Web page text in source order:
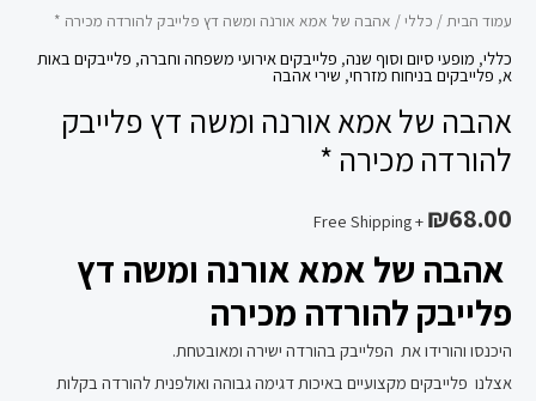
עמוד הבית/ כללי/ אהבה של אמא אורנה ומשה דץ פלייבק להורדה מכירה *
כללי, מופעי סיום וסוף שנה, פלייבקים אירועי משפחה וחברה, פלייבקים באות
א, פלייבקים בניחוח מזרחי,שירי אהבה
אהבה של אמא אורנה ומשה דץ פלייבק
להורדה מכירה *
₪68.00
+ Free Shipping
אהבה של אמא אורנה ומשה דץ
פלייבק להורדה מכירה
היכנסו והורידו את הפלייבק בהורדה ישירה ומאובטחת.
אצלנו פלייבקים מקצועיים באיכות דגימה גבוהה ואולפנית להורדה בקלות